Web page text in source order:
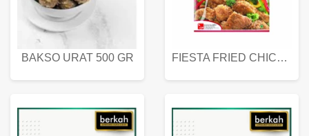
BAKSO URAT 500 GR FIESTA FRIED CHICKEN 500 GR